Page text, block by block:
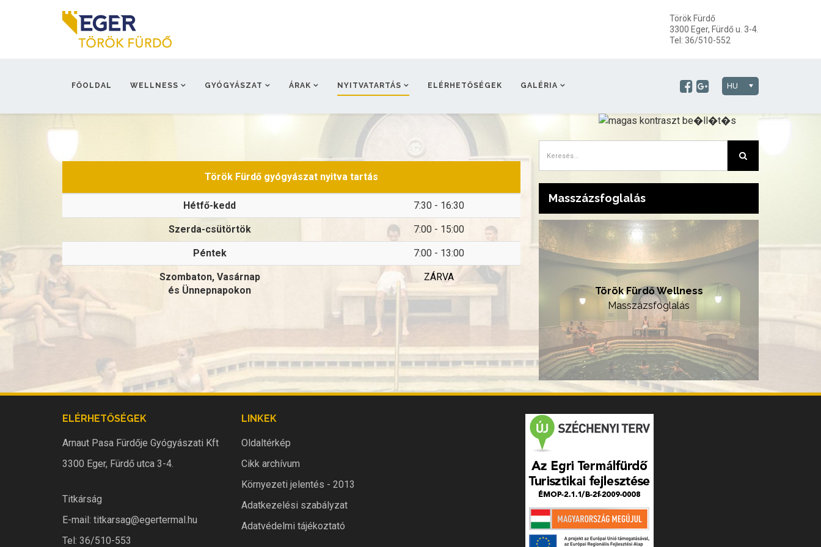
Török Fürdő
3300 Eger, Fürdő u. 3-4.
Tel: 36/510-552
FŐOLDAL WELLNESS GYÓGYÁSZAT ÁRAK NYITVATARTÁS ELÉRHETŐSÉGEK GALÉRIA HU
Török Fürdő gyógyászat nyitva tartás
Hétfő-kedd 7:30 - 16:30
Szerda-csütörtök 7:00 - 15:00
Péntek 7:00 - 13:00
Szombaton, Vasárnap
és Ünnepnapokon
ZÁRVA
Masszázsfoglalás
Török Fürdő Wellness
Masszázsfoglalás
ELÉRHETŐSÉGEK
Arnaut Pasa Fürdője Gyógyászati Kft
3300 Eger, Fürdő utca 3-4.
Titkárság
E-mail: titkarsag@egertermal.hu
Tel: 36/510-553
LINKEK
Oldaltérkép
Cikk archívum
Környezeti jelentés - 2013
Adatkezelési szabályzat
Adatvédelmi tájékoztató